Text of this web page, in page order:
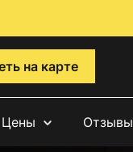
на карте
Цены Отзывы